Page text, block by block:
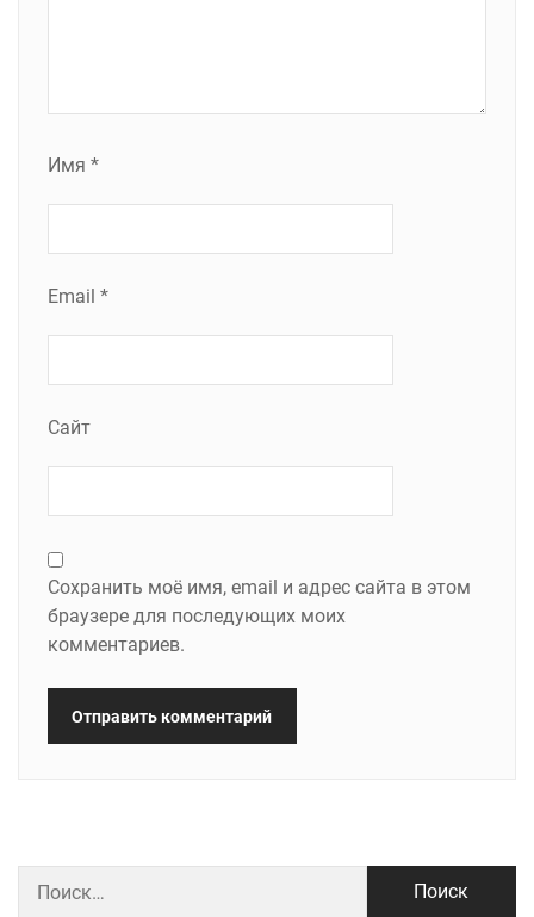
Имя *
Email *
Сайт
Сохранить моё имя, email и адрес сайта в этом
браузере для последующих моих
комментариев.